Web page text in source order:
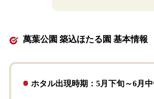
萬葉公園 築込ほたる園 基本情報
ホタル出現時期：5月下旬～6月